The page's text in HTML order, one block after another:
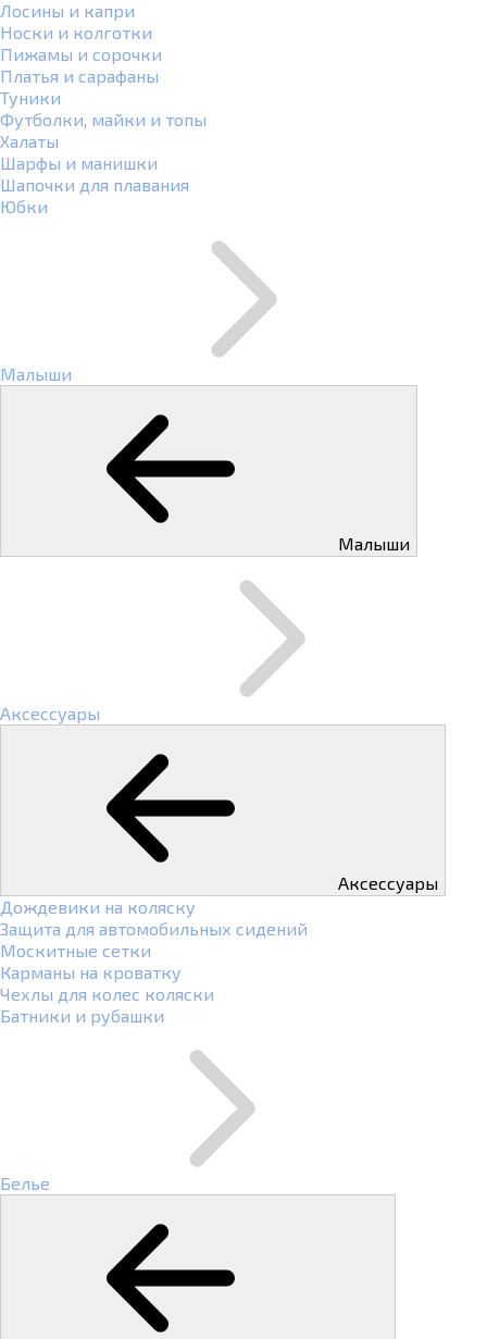
Лосины и капри
Носки и колготки
Пижамы и сорочки
Платья и сарафаны
Туники
Футболки, майки и топы
Халаты
Шарфы и манишки
Шапочки для плавания
Юбки
Малыши
Малыши
Аксессуары
Аксессуары
Дождевики на коляску
Защита для автомобильных сидений
Москитные сетки
Карманы на кроватку
Чехлы для колес коляски
Батники и рубашки
Белье